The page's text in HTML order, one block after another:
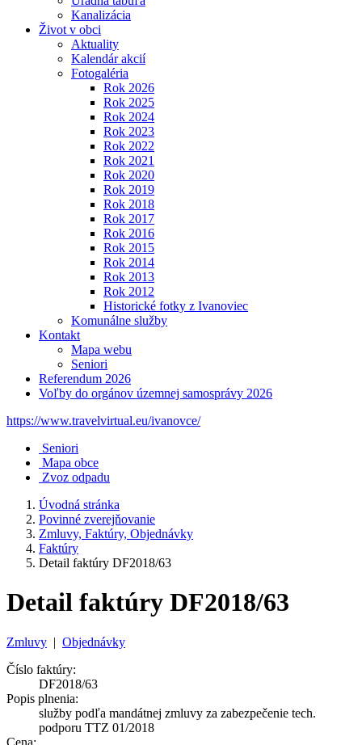
Kanalizácia
Život v obci
Aktuality
Kalendár akcií
Fotogaléria
Rok 2026
Rok 2025
Rok 2024
Rok 2023
Rok 2022
Rok 2021
Rok 2020
Rok 2019
Rok 2018
Rok 2017
Rok 2016
Rok 2015
Rok 2014
Rok 2013
Rok 2012
Historické fotky z Ivanoviec
Komunálne služby
Kontakt
Mapa webu
Seniori
Referendum 2026
Voľby do orgánov územnej samosprávy 2026
https://www.travelvirtual.eu/ivanovce/
Seniori
Mapa obce
Zvoz odpadu
Úvodná stránka
Povinné zverejňovanie
Zmluvy, Faktúry, Objednávky
Faktúry
Detail faktúry DF2018/63
Detail faktúry DF2018/63
Zmluvy | Objednávky
Číslo faktúry:
DF2018/63
Popis plnenia:
služby podľa mandátnej zmluvy za zabezpečenie tech.
podporu TTZ 01/2018
Cena: